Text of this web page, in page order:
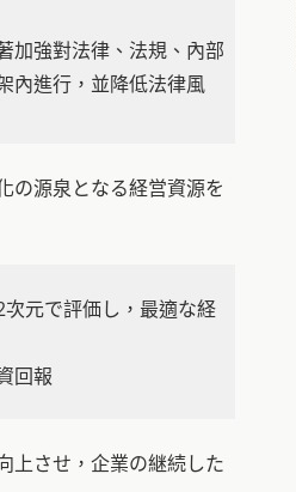
加強對法律、法規、內部
內進行，並降低法律風
の源泉となる経営資源を
元で評価し，最適な経
回報
上させ，企業の継続した